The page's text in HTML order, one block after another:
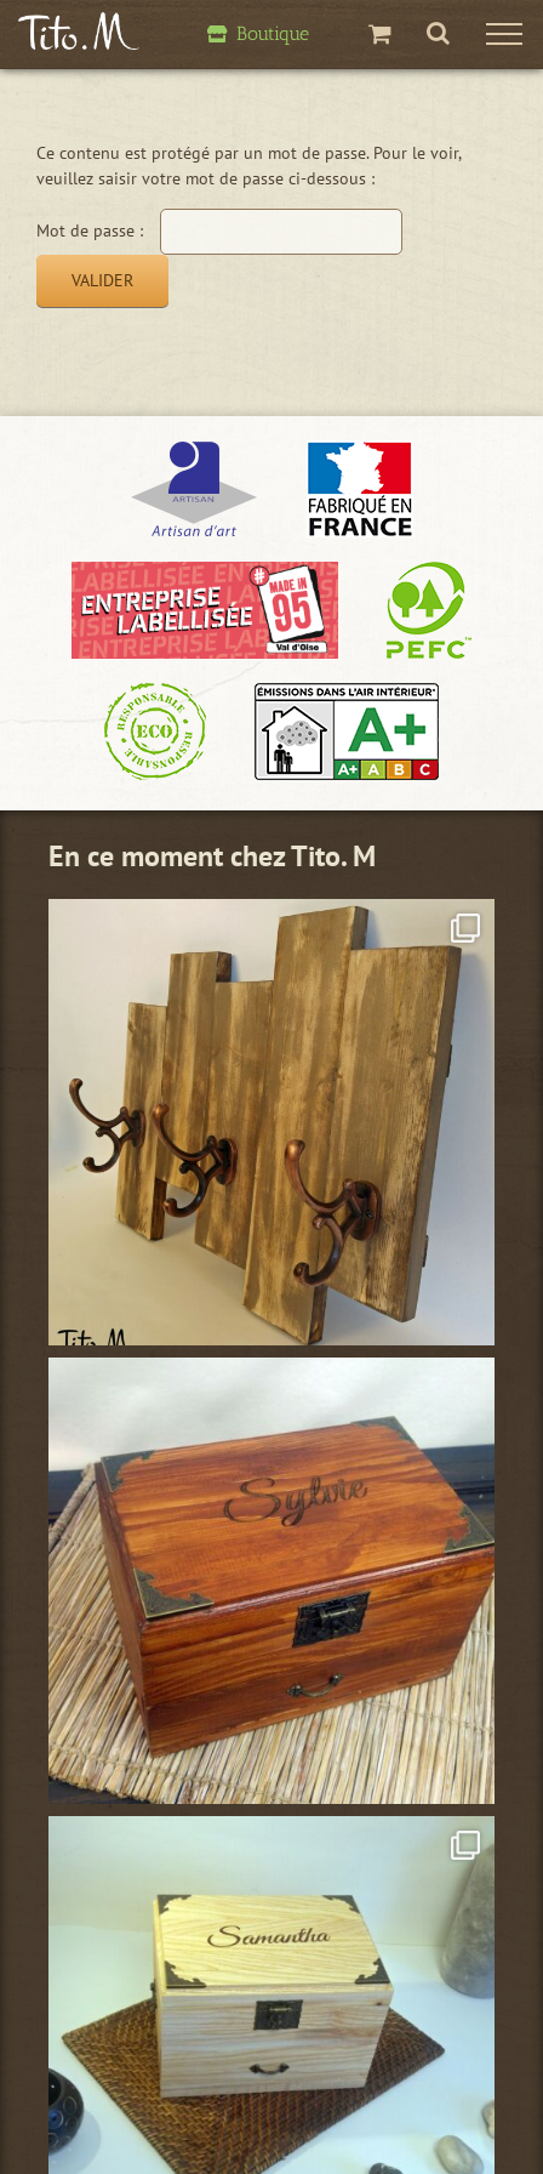
Passer
Boutique
Ce contenu est protégé par un mot de passe. Pour le voir,
veuillez saisir votre mot de passe ci-dessous :
Mot de passe :
En ce moment chez Tito. M